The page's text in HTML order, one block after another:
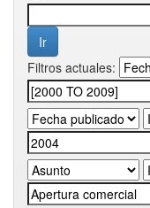
Filtros actuales: